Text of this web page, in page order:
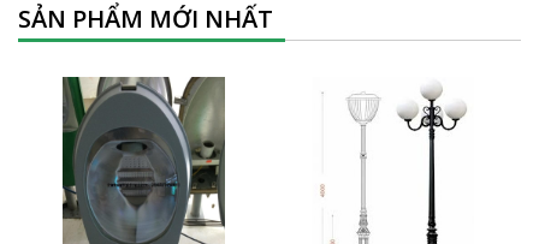
SẢN PHẨM MỚI NHẤT